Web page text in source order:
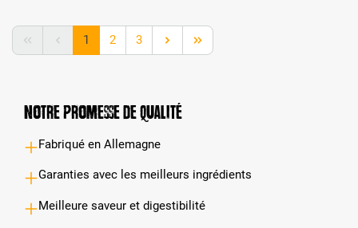
Page
1 Page
2 Page
3
Notre promesse de qualité
Fabriqué en Allemagne
Garanties avec les meilleurs ingrédients
Meilleure saveur et digestibilité